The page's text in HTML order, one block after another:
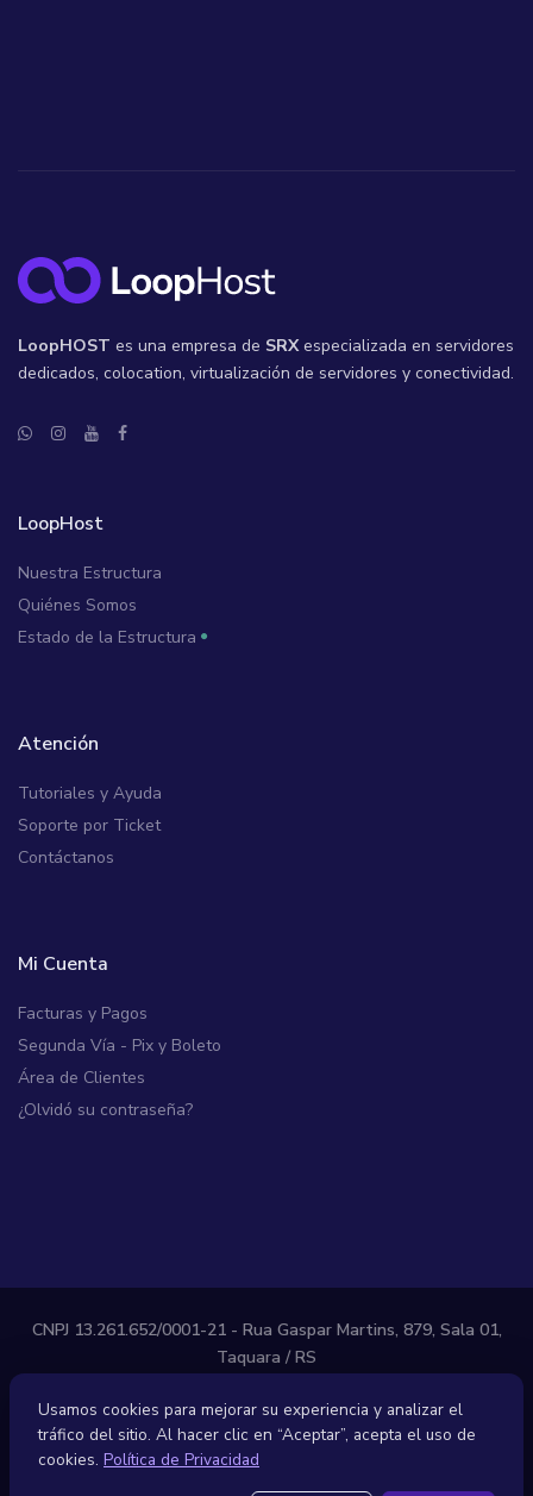
LoopHOST es una empresa de SRXespecializada en servidores
dedicados, colocation, virtualización de servidores y conectividad.
LoopHost
Nuestra Estructura
Quiénes Somos
Estado de la Estructura
Atención
Tutoriales y Ayuda
Soporte por Ticket
Contáctanos
Mi Cuenta
Facturas y Pagos
Segunda Vía - Pix y Boleto
Área de Clientes
¿Olvidó su contraseña?
CNPJ 13.261.652/0001-21 - Rua Gaspar Martins, 879, Sala 01,
Taquara / RS
32819 - United States
Contratos Política de Privacidad
Usamos cookies para mejorar su experiencia y analizar el
tráfico del sitio. Al hacer clic en “Aceptar”, acepta el uso de
cookies. Política de Privacidad